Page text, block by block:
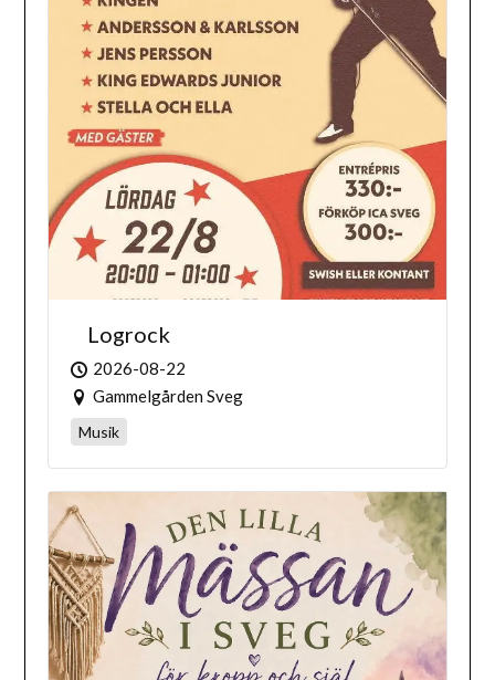
Logrock
2026-08-22
Gammelgården Sveg
Musik